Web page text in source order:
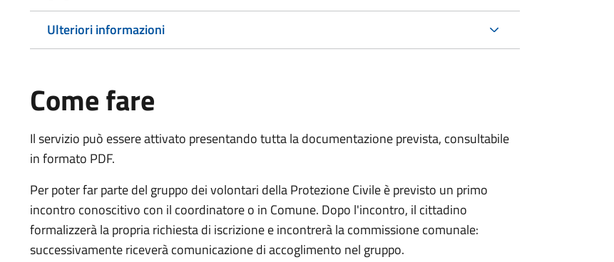
Ulteriori informazioni
Come fare
Il servizio può essere attivato presentando tutta la documentazione prevista, consultabile
in formato PDF.
Per poter far parte del gruppo dei volontari della Protezione Civile è previsto un primo
incontro conoscitivo con il coordinatore o in Comune. Dopo l'incontro, il cittadino
formalizzerà la propria richiesta di iscrizione e incontrerà la commissione comunale:
successivamente riceverà comunicazione di accoglimento nel gruppo.